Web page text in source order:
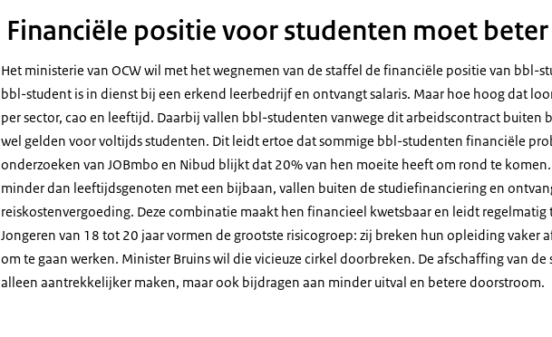
Financiële positie voor studenten moet beter
Het ministerie van OCW wil met het wegnemen van de staffel de financiële positie van bbl-
bbl-student is in dienst bij een erkend leerbedrijf en ontvangt salaris. Maar hoe hoog dat
per sector, cao en leeftijd. Daarbij vallen bbl-studenten vanwege dit arbeidscontract buiten
wel gelden voor voltijds studenten. Dit leidt ertoe dat sommige bbl-studenten financiële
onderzoeken van JOBmbo en Nibud blijkt dat 20% van hen moeite heeft om rond te komen.
minder dan leeftijdsgenoten met een bijbaan, vallen buiten de studiefinanciering en
reiskostenvergoeding. Deze combinatie maakt hen financieel kwetsbaar en leidt regelmatig
Jongeren van 18 tot 20 jaar vormen de grootste risicogroep: zij breken hun opleiding vaker
om te gaan werken. Minister Bruins wil die vicieuze cirkel doorbreken. De afschaffing van
alleen aantrekkelijker maken, maar ook bijdragen aan minder uitval en betere doorstroom.